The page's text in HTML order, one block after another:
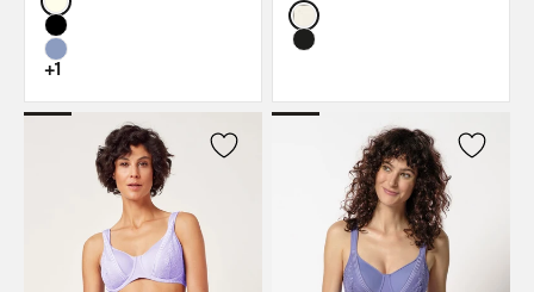
+1
Color: